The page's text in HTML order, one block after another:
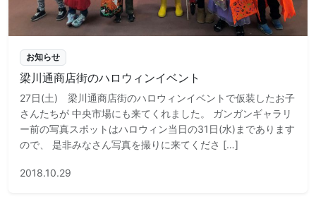
お知らせ
梁川通商店街のハロウィンイベント
27日(土) 梁川通商店街のハロウィンイベントで仮装したお子
さんたちが 中央市場にも来てくれました。 ガンガンギャラリ
ー前の写真スポットはハロウィン当日の31日(水)まであります
ので、 是非みなさん写真を撮りに来てくださ […]
2018.10.29